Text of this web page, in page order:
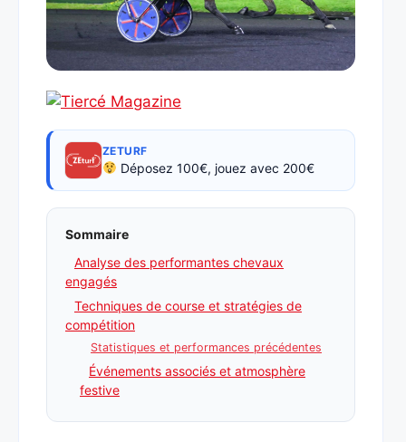
ZETURF
Déposez 100€, jouez avec 200€
Sommaire
Analyse des performantes chevaux
engagés
Techniques de course et stratégies de
compétition
Statistiques et performances précédentes
Événements associés et atmosphère
festive